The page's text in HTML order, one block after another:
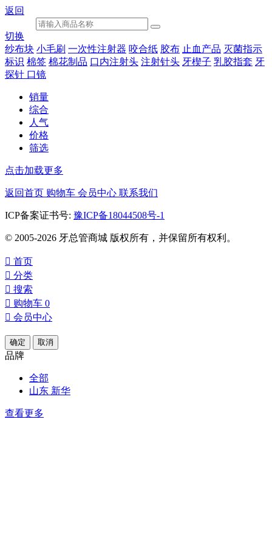
返回
切换
纱布块 小毛刷 一次性注射器 咬合纸 胶布 止血产品 灭菌指示
标识 棉签 棉花制品 口内注射头 注射针头 牙楔子 乳胶指套 牙
探针 口镜
销量
综合
人气
价格
筛选
点击加载更多
返回首页 购物车 会员中心 联系我们
ICP备案证书号: 豫ICP备18044508号-1
© 2005-2026 牙总管商城 版权所有，并保留所有权利。
 首页
 分类
 搜索
 购物车 0
 会员中心
确定 取消
品牌
全部
山东 新华
查看更多